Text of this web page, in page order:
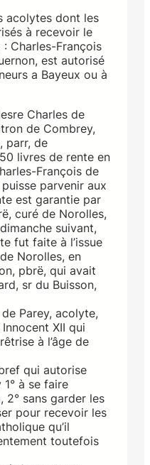
acolytes dont les
à recevoir le
Charles-François
est autorisé
a Bayeux ou à
Charles de
de Combrey,
parr, de
livres de rente en
François de
parvenir aux
est garantie par
curé de Norolles,
suivant,
fut faite à l’issue
Norolles, en
pbrë, qui avait
sr du Buisson,
Parey, acolyte,
XII qui
à l’âge de
qui autorise
à se faire
2° sans garder les
pour recevoir les
qu’il
toutefois